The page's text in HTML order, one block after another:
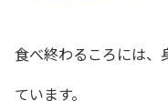
食べ終わるころには、
ています。